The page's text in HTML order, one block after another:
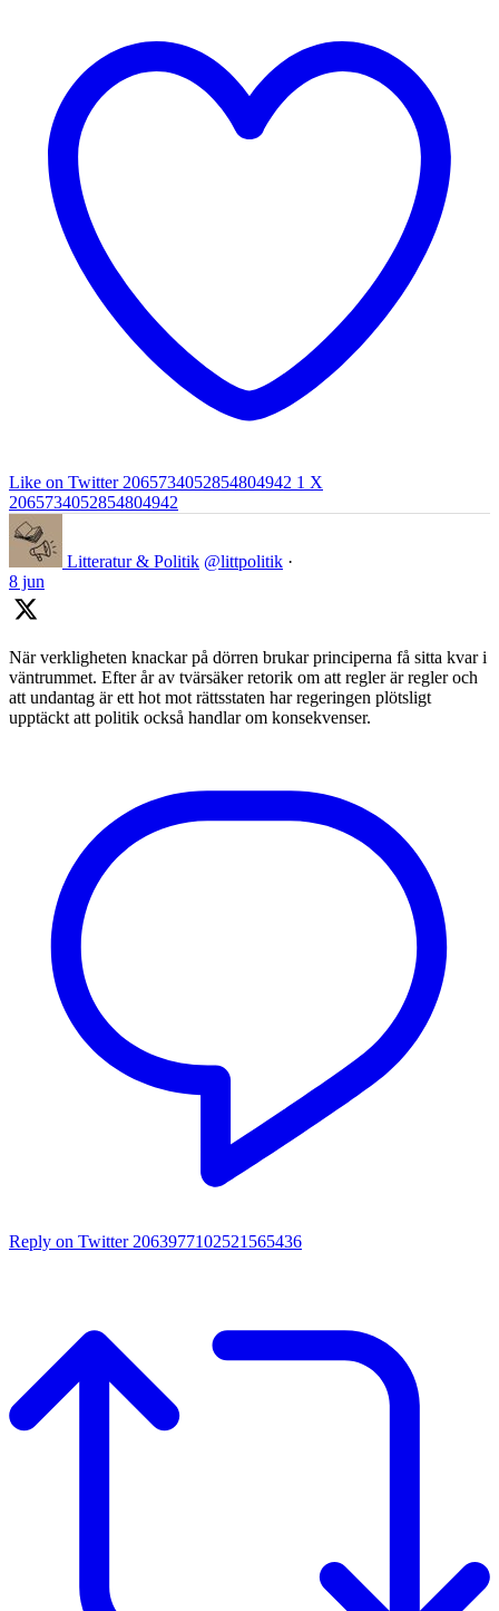
Like on Twitter 2065734052854804942 1 X
2065734052854804942
Litteratur & Politik @littpolitik ·
8 jun
När verkligheten knackar på dörren brukar principerna få sitta kvar i
väntrummet. Efter år av tvärsäker retorik om att regler är regler och
att undantag är ett hot mot rättsstaten har regeringen plötsligt
upptäckt att politik också handlar om konsekvenser.
Reply on Twitter 2063977102521565436